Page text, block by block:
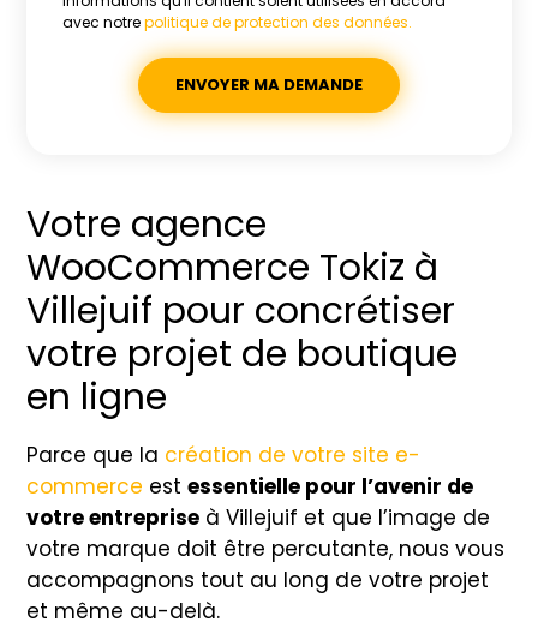
avec notrepolitique de protection des données.
Votre agence
WooCommerce Tokiz à
Villejuif pour concrétiser
votre projet de boutique
en ligne
Parce que la création de votre site e-
commerce estessentielle pour l’avenir de
votre entreprise à Villejuif et que l’image de
votre marque doit être percutante, nous vous
accompagnons tout au long de votre projet
et même au-delà.